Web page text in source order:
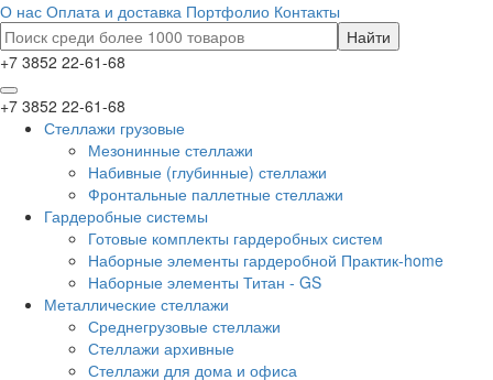
О нас Оплата и доставка Портфолио Контакты
+7 3852 22-61-68
+7 3852 22-61-68
Стеллажи грузовые
Мезонинные стеллажи
Набивные (глубинные) стеллажи
Фронтальные паллетные стеллажи
Гардеробные системы
Готовые комплекты гардеробных систем
Наборные элементы гардеробной Практик-home
Наборные элементы Титан - GS
Металлические стеллажи
Среднегрузовые стеллажи
Стеллажи архивные
Стеллажи для дома и офиса